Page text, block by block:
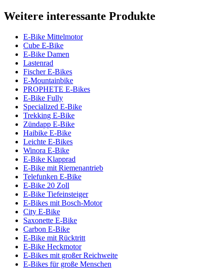
Weitere interessante Produkte
E-Bike Mittelmotor
Cube E-Bike
E-Bike Damen
Lastenrad
Fischer E-Bikes
E-Mountainbike
PROPHETE E-Bikes
E-Bike Fully
Specialized E-Bike
Trekking E-Bike
Zündapp E-Bike
Haibike E-Bike
Leichte E-Bikes
Winora E-Bike
E-Bike Klapprad
E-Bike mit Riemenantrieb
Telefunken E-Bike
E-Bike 20 Zoll
E-Bike Tiefeinsteiger
E-Bikes mit Bosch-Motor
City E-Bike
Saxonette E-Bike
Carbon E-Bike
E-Bike mit Rücktritt
E-Bike Heckmotor
E-Bikes mit großer Reichweite
E-Bikes für große Menschen